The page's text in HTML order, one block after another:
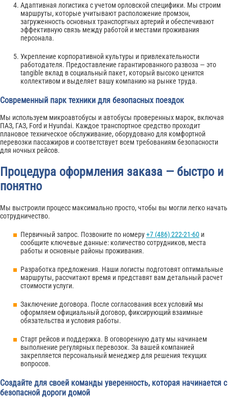
Адаптивная логистика с учетом орловской специфики. Мы строим
маршруты, которые учитывают расположение промзон,
загруженность основных транспортных артерий и обеспечивают
эффективную связь между работой и местами проживания
персонала.
Укрепление корпоративной культуры и привлекательности
работодателя. Предоставление гарантированного развоза — это
tangible вклад в социальный пакет, который высоко ценится
коллективом и выделяет вашу компанию на рынке труда.
Современный парк техники для безопасных поездок
Мы используем микроавтобусы и автобусы проверенных марок, включая
ПАЗ, ГАЗ, Ford и Hyundai. Каждое транспортное средство проходит
плановое техническое обслуживание, оборудовано для комфортной
перевозки пассажиров и соответствует всем требованиям безопасности
для ночных рейсов.
Процедура оформления заказа — быстро и
понятно
Мы выстроили процесс максимально просто, чтобы вы могли легко начать
сотрудничество.
Первичный запрос. Позвоните по номеру+7 (486) 222-21-60 и
сообщите ключевые данные: количество сотрудников, места
работы и основные районы проживания.
Разработка предложения. Наши логисты подготовят оптимальные
маршруты, рассчитают время и представят вам детальный расчет
стоимости услуги.
Заключение договора. После согласования всех условий мы
оформляем официальный договор, фиксирующий взаимные
обязательства и условия работы.
Старт рейсов и поддержка. В оговоренную дату мы начинаем
выполнение регулярных перевозок. За вашей компанией
закрепляется персональный менеджер для решения текущих
вопросов.
Создайте для своей команды уверенность, которая начинается с
безопасной дороги домой